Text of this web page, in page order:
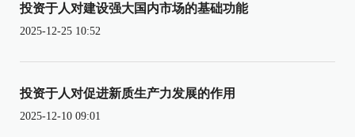
投资于人对建设强大国内市场的基础功能
2025-12-25 10:52
投资于人对促进新质生产力发展的作用
2025-12-10 09:01